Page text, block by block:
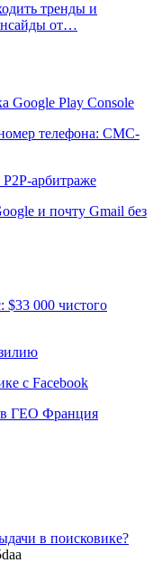
тренды и
от…
Google Play Console
номер телефона: СМС-
арбитраже
и почту Gmail без
$33 000 чистого
с Facebook
в ГЕО Франция
в поисковике?